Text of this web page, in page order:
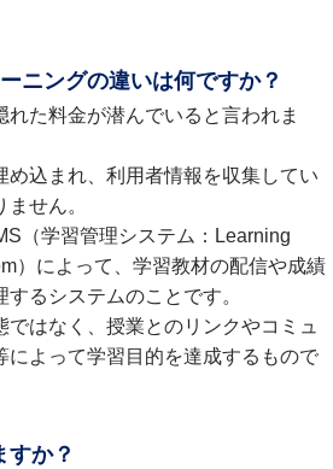
ニングの違いは何ですか？
れた料金が潜んでいると言われま
め込まれ、利用者情報を収集してい
せん。
（学習管理システム：Learning
）によって、学習教材の配信や成績
るシステムのことです。
ではなく、授業とのリンクやコミュ
によって学習目的を達成するもので
すか？